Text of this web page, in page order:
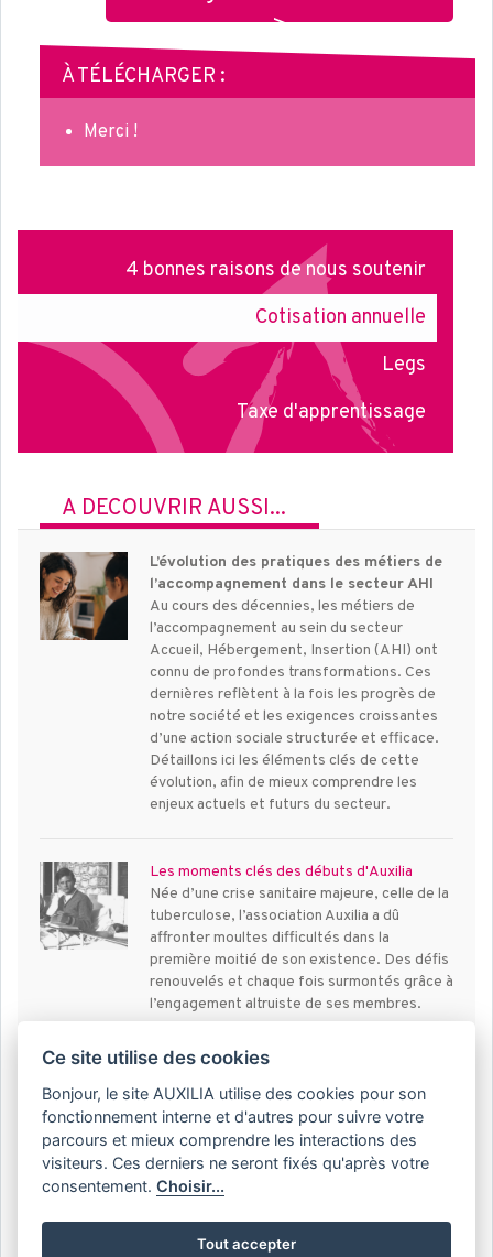
>
À TÉLÉCHARGER :
Merci !
4 bonnes raisons de nous soutenir
Cotisation annuelle
Legs
Taxe d'apprentissage
À DÉCOUVRIR AUSSI...
L’évolution des pratiques des métiers de
l’accompagnement dans le secteur AHI
Au cours des décennies, les métiers de
l’accompagnement au sein du secteur
Accueil, Hébergement, Insertion (AHI) ont
connu de profondes transformations. Ces
dernières reflètent à la fois les progrès de
notre société et les exigences croissantes
d’une action sociale structurée et efficace.
Détaillons ici les éléments clés de cette
évolution, afin de mieux comprendre les
enjeux actuels et futurs du secteur.
Les moments clés des débuts d'Auxilia
Née d’une crise sanitaire majeure, celle de la
tuberculose, l’association Auxilia a dû
affronter moultes difficultés dans la
première moitié de son existence. Des défis
renouvelés et chaque fois surmontés grâce à
l’engagement altruiste de ses membres.
100 ans d’engagement en roman graphique
À l’occasion de son centenaire, Auxilia
franchit une étape symbolique en proposant
une création éditoriale originale : un roman
graphique inspiré de son histoire. Ce projet
ambitieux retrace un siècle d’engagement
et ancrage historique.
Ce site utilise des cookies
Bonjour, le site AUXILIA utilise des cookies pour son
fonctionnement interne et d'autres pour suivre votre
parcours et mieux comprendre les interactions des
visiteurs. Ces derniers ne seront fixés qu'après votre
consentement.Choisir...
Tout accepter